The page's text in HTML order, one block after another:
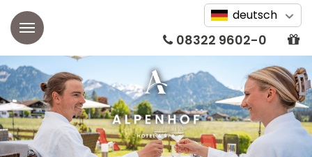
deutsch
08322 9602-0
Alpenhof
Aktuelles
Unsere Geschichte
Zimmer
Doppelzimmer
Wellness